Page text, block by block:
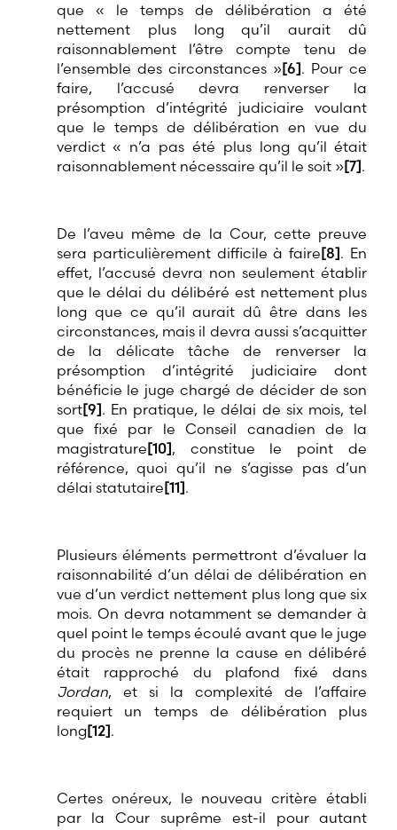
que « le temps de délibération a été
nettement plus long qu’il aurait dû
raisonnablement l’être compte tenu de
l’ensemble des circonstances »[6]. Pour ce
faire, l’accusé devra renverser la
présomption d’intégrité judiciaire voulant
que le temps de délibération en vue du
verdict « n’a pas été plus long qu’il était
raisonnablement nécessaire qu’il le soit »[7].
De l’aveu même de la Cour, cette preuve
sera particulièrement difficile à faire[8]. En
effet, l’accusé devra non seulement établir
que le délai du délibéré est nettement plus
long que ce qu’il aurait dû être dans les
circonstances, mais il devra aussi s’acquitter
de la délicate tâche de renverser la
présomption d’intégrité judiciaire dont
bénéficie le juge chargé de décider de son
sort[9]. En pratique, le délai de six mois, tel
que fixé par le Conseil canadien de la
magistrature[10], constitue le point de
référence, quoi qu’il ne s’agisse pas d’un
délai statutaire[11].
Plusieurs éléments permettront d’évaluer la
raisonnabilité d’un délai de délibération en
vue d’un verdict nettement plus long que six
mois. On devra notamment se demander à
quel point le temps écoulé avant que le juge
du procès ne prenne la cause en délibéré
était rapproché du plafond fixé dans
Jordan, et si la complexité de l’affaire
requiert un temps de délibération plus
long[12].
Certes onéreux, le nouveau critère établi
par la Cour suprême est-il pour autant